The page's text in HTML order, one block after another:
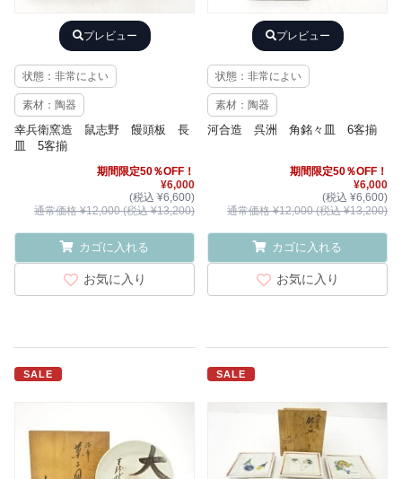
プレビュー
状態：非常によい
素材：陶器
幸兵衛窯造 鼠志野 饅頭板 長
皿 5客揃
期間限定50％OFF！
¥6,000
(税込 ¥6,600)
通常価格 ¥12,000 (税込 ¥13,200)
カゴに入れる
お気に入り
プレビュー
状態：非常によい
素材：陶器
河合造 呉洲 角銘々皿 6客揃
期間限定50％OFF！
¥6,000
(税込 ¥6,600)
通常価格 ¥12,000 (税込 ¥13,200)
カゴに入れる
お気に入り
SALE SALE